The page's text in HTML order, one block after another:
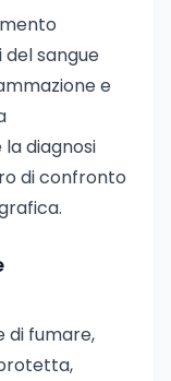
sangue
e
diagnosi
di confronto
di fumare,